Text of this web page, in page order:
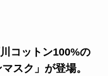
コットン100%の
スク」が登場。